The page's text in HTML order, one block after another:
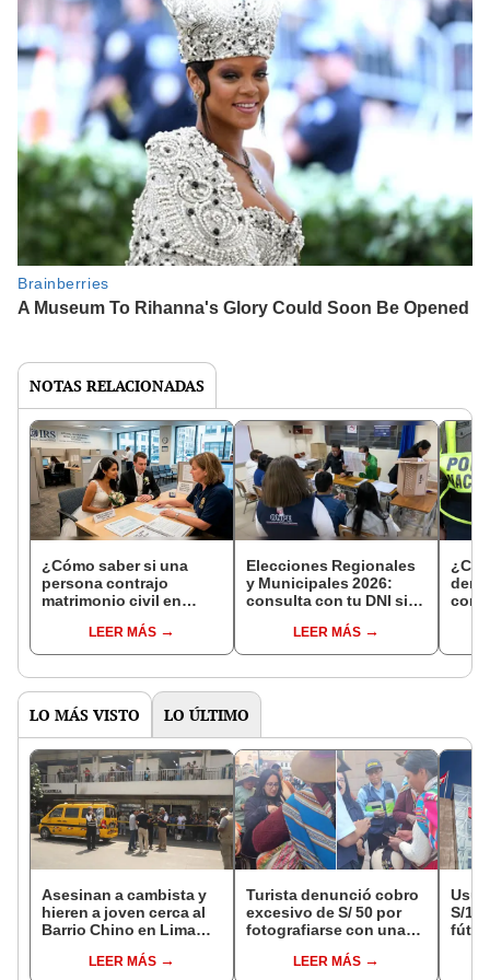
NOTAS RELACIONADAS
¿Cómo saber si una
persona contrajo
matrimonio civil en
LEER MÁS
Elecciones Regionales
y Municipales 2026:
consulta con tu DNI si
de mesa para este 4 de
octubre en el link oficial
LEER MÁS
con
LO MÁS VISTO LO ÚLTIMO
Asesinan a cambista y
hieren a joven cerca al
Barrio Chino en Lima
sospechoso detenido
LEER MÁS
Turista denunció cobro
excesivo de S/ 50 por
fotografiarse con una
Serenazgo recuperó el
LEER MÁS
S/